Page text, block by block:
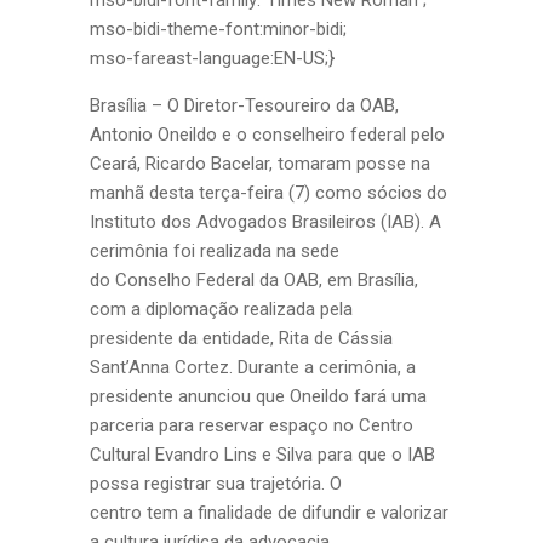
mso-bidi-theme-font:minor-bidi;
mso-fareast-language:EN-US;}
Brasília – O Diretor-Tesoureiro da OAB,
Antonio Oneildo e o conselheiro federal pelo
Ceará, Ricardo Bacelar, tomaram posse na
manhã desta terça-feira (7) como sócios do
Instituto dos Advogados Brasileiros (IAB). A
cerimônia foi realizada na sede
do Conselho Federal da OAB, em Brasília,
com a diplomação realizada pela
presidente da entidade, Rita de Cássia
Sant’Anna Cortez. Durante a cerimônia, a
presidente anunciou que Oneildo fará uma
parceria para reservar espaço no Centro
Cultural Evandro Lins e Silva para que o IAB
possa registrar sua trajetória. O
centro tem a finalidade de difundir e valorizar